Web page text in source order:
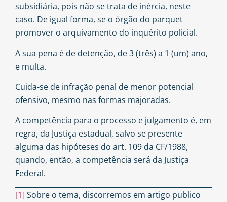
subsidiária, pois não se trata de inércia, neste
caso. De igual forma, se o órgão do parquet
promover o arquivamento do inquérito policial.
A sua pena é de detenção, de 3 (três) a 1 (um) ano,
e multa.
Cuida-se de infração penal de menor potencial
ofensivo, mesmo nas formas majoradas.
A competência para o processo e julgamento é, em
regra, da Justiça estadual, salvo se presente
alguma das hipóteses do art. 109 da CF/1988,
quando, então, a competência será da Justiça
Federal.
[1] Sobre o tema, discorremos em artigo publico